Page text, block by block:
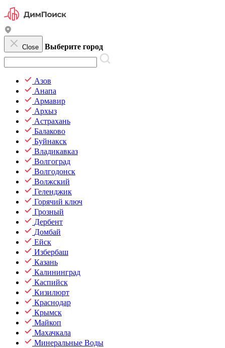
Close Выберите город
Азов
Анапа
Армавир
Архыз
Астрахань
Балаково
Буйнакск
Владикавказ
Волгоград
Волгодонск
Волжский
Геленджик
Горячий ключ
Грозный
Дербент
Домбай
Ейск
Избербаш
Казань
Калининград
Каспийск
Кизилюрт
Краснодар
Крымск
Майкоп
Махачкала
Минеральные Воды